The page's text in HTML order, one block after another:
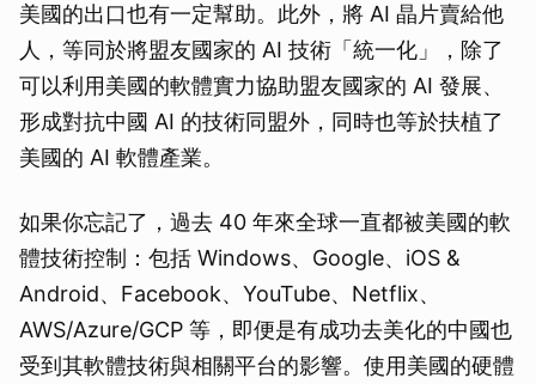
美國的出口也有一定幫助。此外，將 AI 晶片賣給他
人，等同於將盟友國家的 AI 技術「統一化」，除了
可以利用美國的軟體實力協助盟友國家的 AI 發展、
形成對抗中國 AI 的技術同盟外，同時也等於扶植了
美國的 AI 軟體產業。
如果你忘記了，過去 40 年來全球一直都被美國的軟
體技術控制：包括 Windows、Google、iOS &
Android、Facebook、YouTube、Netflix、
AWS/Azure/GCP 等，即便是有成功去美化的中國也
受到其軟體技術與相關平台的影響。使用美國的硬體